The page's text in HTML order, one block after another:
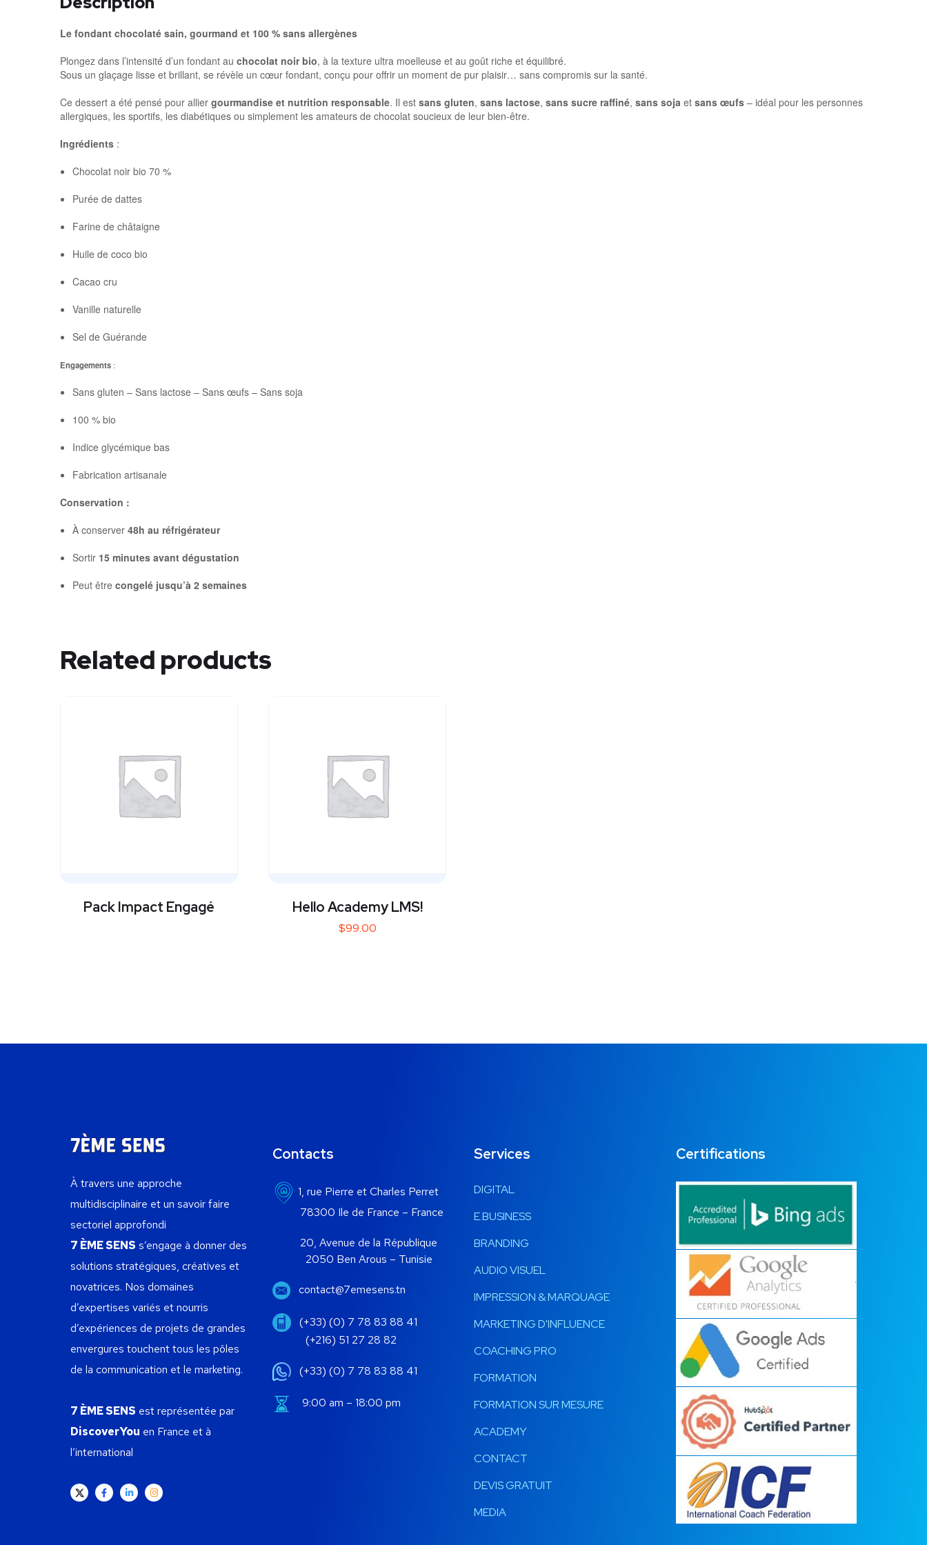
Le fondant chocolaté sain, gourmand et 100 % sans allergènes
Plongez dans l’intensité d’un fondant au chocolat noir bio, à la texture ultra moelleuse et au goût riche et équilibré.
Sous un glaçage lisse et brillant, se révèle un cœur fondant, conçu pour offrir un moment de pur plaisir… sans compromis sur la santé.
Ce dessert a été pensé pour allier gourmandise et nutrition responsable. Il est sans gluten, sans lactose, sans sucre raffiné, sans soja et sans œufs – idéal pour les personnes
allergiques, les sportifs, les diabétiques ou simplement les amateurs de chocolat soucieux de leur bien-être.
Ingrédients :
Chocolat noir bio 70 %
Purée de dattes
Farine de châtaigne
Huile de coco bio
Cacao cru
Vanille naturelle
Sel de Guérande
Engagements :
Sans gluten – Sans lactose – Sans œufs – Sans soja
100 % bio
Indice glycémique bas
Fabrication artisanale
Conservation :
À conserver 48h au réfrigérateur
Sortir 15 minutes avant dégustation
Peut être congelé jusqu’à 2 semaines
Related products
Pack Impact Engagé Hello Academy LMS!
$99.00
À travers une approche
multidisciplinaire et un savoir faire
sectoriel approfondi
7 ÈME SENS s’engage à donner des
solutions stratégiques, créatives et
novatrices. Nos domaines
d’expertises variés et nourris
d’expériences de projets de grandes
envergures touchent tous les pôles
de la communication et le marketing.
7 ÈME SENS est représentée par
DiscoverYou en France et à
l’international
Contacts
1, rue Pierre et Charles Perret
78300 Ile de France – France
20, Avenue de la République
2050 Ben Arous – Tunisie
contact@7emesens.tn
(+33) (0) 7 78 83 88 41
(+216) 51 27 28 82
(+33) (0) 7 78 83 88 41
9:00 am – 18:00 pm
Services
DIGITAL
E.BUSINESS
BRANDING
AUDIO VISUEL
IMPRESSION & MARQUAGE
MARKETING D'INFLUENCE
COACHING PRO
FORMATION
FORMATION SUR MESURE
ACADEMY
CONTACT
DEVIS GRATUIT
MEDIA
Certifications